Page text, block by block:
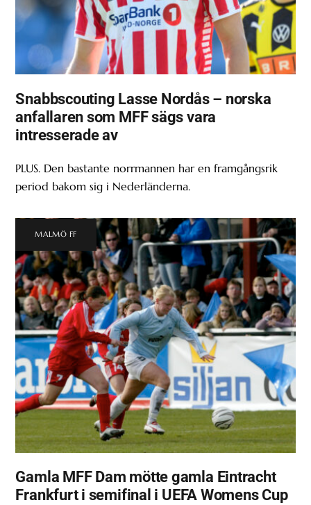
Snabbscouting Lasse Nordås – norska
anfallaren som MFF sägs vara
intresserade av
PLUS. Den bastante norrmannen har en framgångsrik
period bakom sig i Nederländerna.
MALMÖ FF
Gamla MFF Dam mötte gamla Eintracht
Frankfurt i semifinal i UEFA Womens Cup